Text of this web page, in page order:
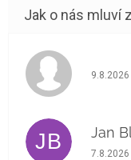
9.8.2026
JB Jan
7.8.2026